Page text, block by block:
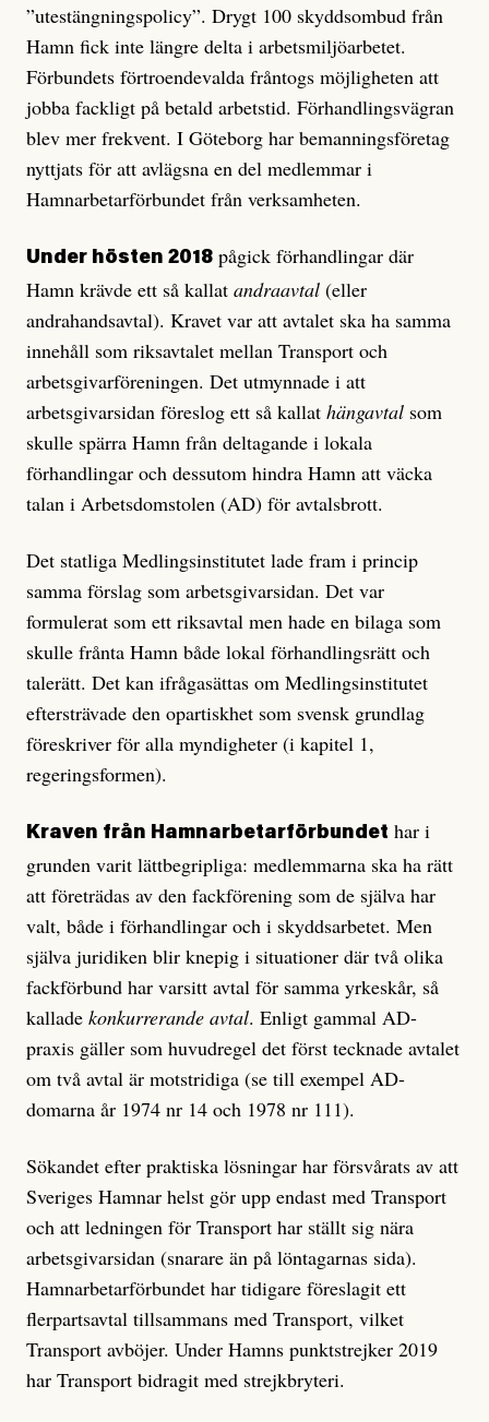
”utestängningspolicy”. Drygt 100 skyddsombud från
Hamn fick inte längre delta i arbetsmiljöarbetet.
Förbundets förtroendevalda fråntogs möjligheten att
jobba fackligt på betald arbetstid. Förhandlingsvägran
blev mer frekvent. I Göteborg har bemanningsföretag
nyttjats för att avlägsna en del medlemmar i
Hamnarbetarförbundet från verksamheten.
Under hösten 2018 pågick förhandlingar där
Hamn krävde ett så kallat andraavtal (eller
andrahandsavtal). Kravet var att avtalet ska ha samma
innehåll som riksavtalet mellan Transport och
arbetsgivarföreningen. Det utmynnade i att
arbetsgivarsidan föreslog ett så kallat hängavtal som
skulle spärra Hamn från deltagande i lokala
förhandlingar och dessutom hindra Hamn att väcka
talan i Arbetsdomstolen (AD) för avtalsbrott.
Det statliga Medlingsinstitutet lade fram i princip
samma förslag som arbetsgivarsidan. Det var
formulerat som ett riksavtal men hade en bilaga som
skulle frånta Hamn både lokal förhandlingsrätt och
talerätt. Det kan ifrågasättas om Medlingsinstitutet
eftersträvade den opartiskhet som svensk grundlag
föreskriver för alla myndigheter (i kapitel 1,
regeringsformen).
Kraven från Hamnarbetarförbundet har i
grunden varit lättbegripliga: medlemmarna ska ha rätt
att företrädas av den fackförening som de själva har
valt, både i förhandlingar och i skyddsarbetet. Men
själva juridiken blir knepig i situationer där två olika
fackförbund har varsitt avtal för samma yrkeskår, så
kallade konkurrerande avtal. Enligt gammal AD-
praxis gäller som huvudregel det först tecknade avtalet
om två avtal är motstridiga (se till exempel AD-
domarna år 1974 nr 14 och 1978 nr 111).
Sökandet efter praktiska lösningar har försvårats av att
Sveriges Hamnar helst gör upp endast med Transport
och att ledningen för Transport har ställt sig nära
arbetsgivarsidan (snarare än på löntagarnas sida).
Hamnarbetarförbundet har tidigare föreslagit ett
flerpartsavtal tillsammans med Transport, vilket
Transport avböjer. Under Hamns punktstrejker 2019
har Transport bidragit med strejkbryteri.